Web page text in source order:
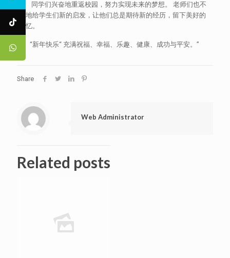
同学们兴奋地重返校园，努力实现未来的梦想。 老师们也不
断地给学生们新的启发，让他们总是期待新的经历，留下美好的
回忆。
“新年快乐“ 充满祝福、幸福、乐趣、健康、成功与平安。”
Share
Web Administrator
Related posts